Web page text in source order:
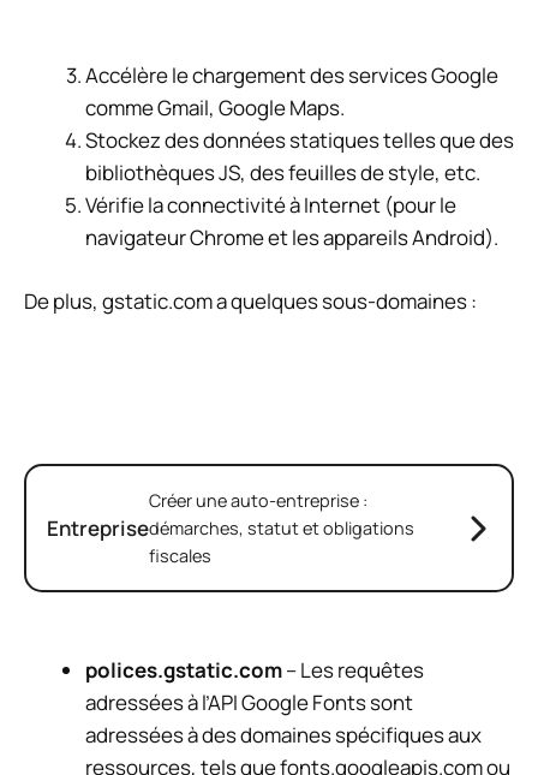
Accélère le chargement des services Google
comme Gmail, Google Maps.
Stockez des données statiques telles que des
bibliothèques JS, des feuilles de style, etc.
Vérifie la connectivité à Internet (pour le
navigateur Chrome et les appareils Android).
De plus, gstatic.com a quelques sous-domaines :
Entreprise
Créer une auto-entreprise :
démarches, statut et obligations
fiscales
polices.gstatic.com– Les requêtes
adressées à l’API Google Fonts sont
adressées à des domaines spécifiques aux
ressources, tels que fonts.googleapis.com ou